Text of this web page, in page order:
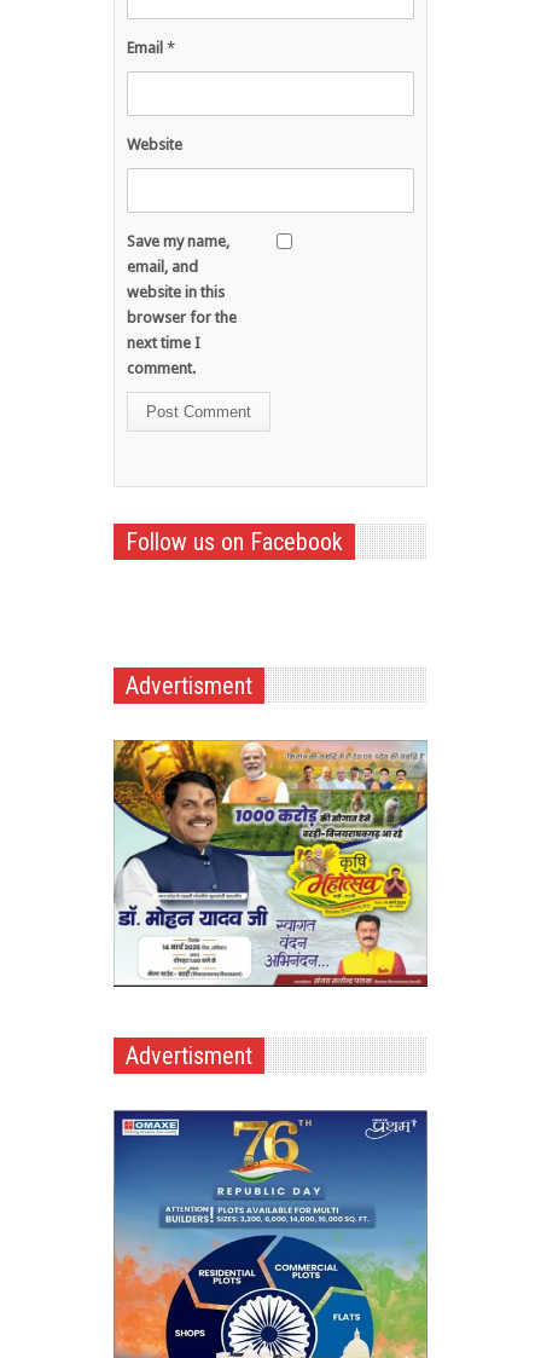
Email *
Website
Save my name,
email, and
website in this
browser for the
next time I
comment.
Follow us on Facebook
Advertisment
Advertisment